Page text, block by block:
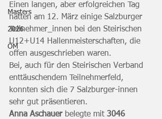
Masters
2026
ÖM
Einen langen, aber erfolgreichen Tag
hatten am 12. März einige Salzburger
Teilnehmer_innen bei den Steirischen
U12+U14 Hallenmeisterschaften, die
offen ausgeschrieben waren.
Bei, auch für den Steirischen Verband
enttäuschendem Teilnehmerfeld,
konnten sich die 7 Salzburger-innen
sehr gut präsentieren.
Anna Aschauer belegte mit 3046